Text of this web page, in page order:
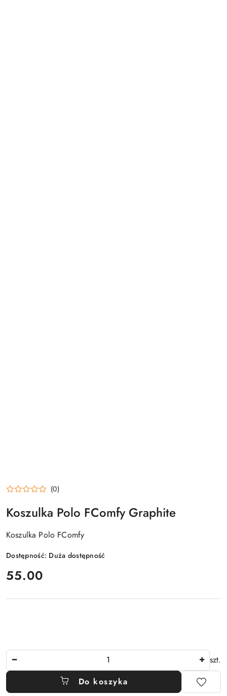
(0)
Koszulka Polo FComfy Graphite
Koszulka Polo FComfy
Dostępność: Duża dostępność
cena:
55.00
szt.
Do koszyka